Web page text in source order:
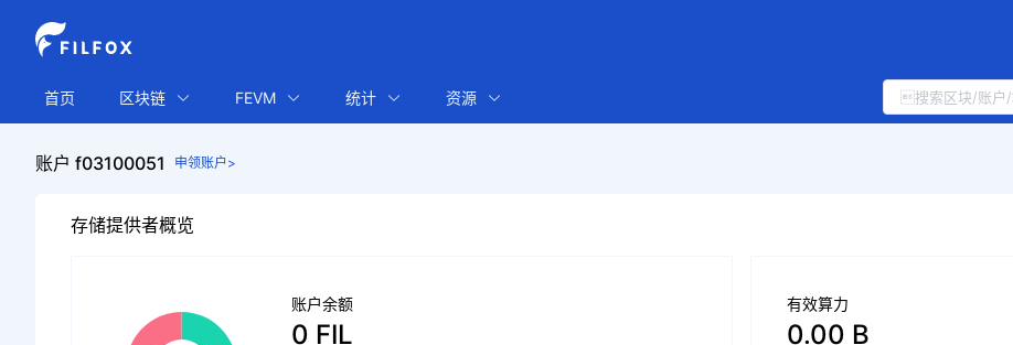
首页 区块链 FEVM 统计 资源
账户 f03100051 申领账户>
存储提供者概览
账户余额
0 FIL
有效算力
0.00 B